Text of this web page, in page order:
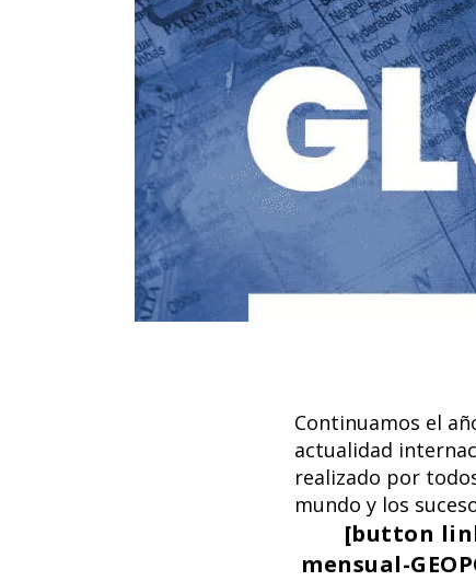
Continuamos el
actualidad
realizado por
mundo y los
[button
mensual-